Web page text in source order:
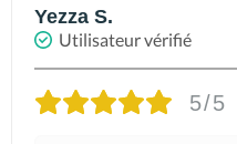
Yezza S.
Utilisateur vérifié
5/5